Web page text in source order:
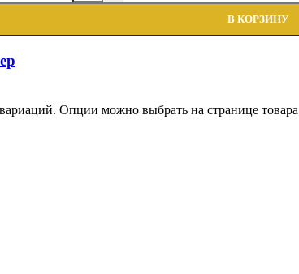
В КОРЗИНУ
Опции можно выбрать на странице